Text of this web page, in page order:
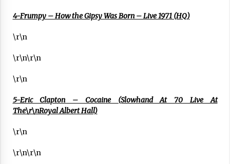
Arrosaren 20 urteez
2021/07/03
4-Frumpy – How the Gipsy Was Born – Live 1971 (HQ)
\r\n
\r\n\r\n
\r\n
5-Eric Clapton – Cocaine (Slowhand At 70 Live At
The\r\nRoyal Albert Hall)
\r\n
\r\n\r\n